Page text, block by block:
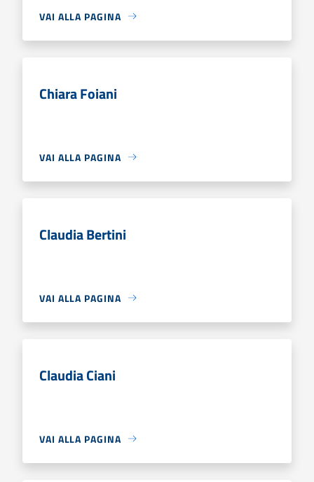
VAI ALLA PAGINA
Chiara Foiani
VAI ALLA PAGINA
Claudia Bertini
VAI ALLA PAGINA
Claudia Ciani
VAI ALLA PAGINA